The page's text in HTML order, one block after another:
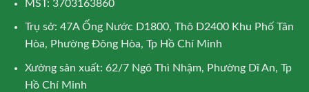
MST: 3703163860
Trụ sở: 47A Ống Nước D1800, Thô D2400 Khu Phố Tân
Hòa, Phường Đông Hòa, Tp Hồ Chí Minh
Xưởng sản xuất: 62/7 Ngô Thì Nhậm, Phường Dĩ An, Tp
Hồ Chí Minh